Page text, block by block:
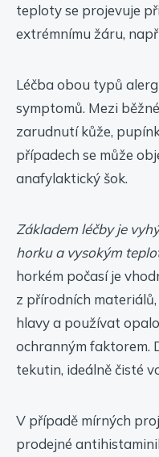
teploty se projevuje
extrémnímu žáru,
Léčba obou typů
symptomů. Mezi
zarudnutí kůže,
případech se může
anafylaktický šok.
Základem léčby je
horku a vysokým
horkém počasí je
z přírodních
hlavy a používat
ochranným faktorem.
tekutin, ideálně čisté
V případě mírných
prodejné